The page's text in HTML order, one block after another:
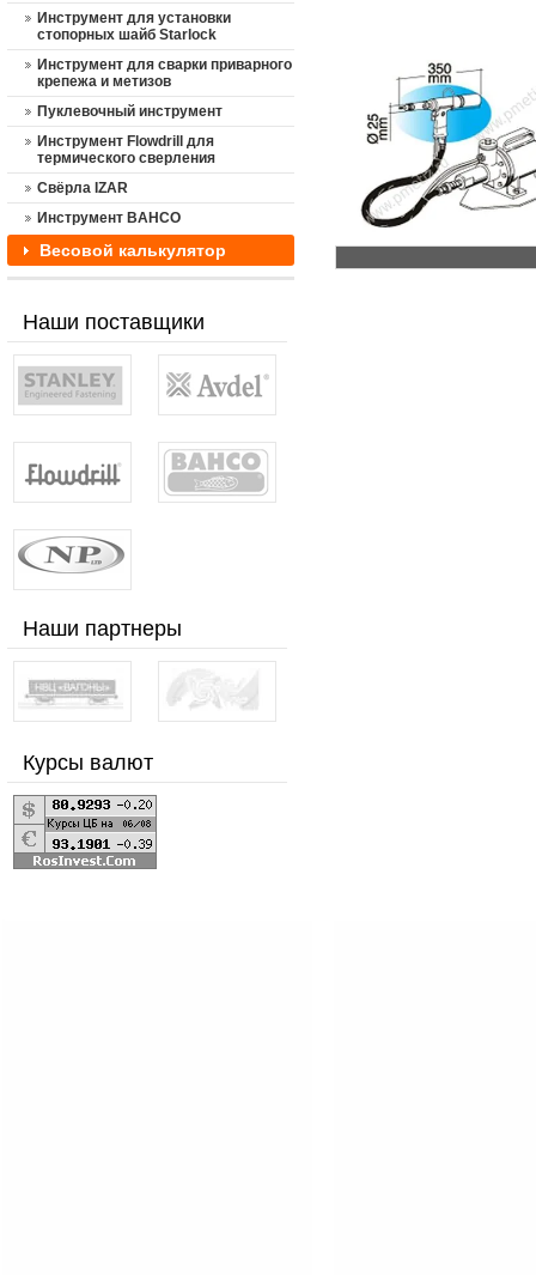
Инструмент для установки
стопорных шайб Starlock
Инструмент для сварки приварного
крепежа и метизов
Пуклевочный инструмент
Инструмент Flowdrill для
термического сверления
Свёрла IZAR
Инструмент BAHCO
Весовой калькулятор
Наши поставщики
Наши партнеры
Курсы валют